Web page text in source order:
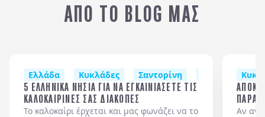
ΑΠΟ ΤΟ BLOG ΜΑΣ
Ελλάδα Κυκλάδες Σαντορίνη
5 ΕΛΛΗΝΙΚΑ ΝΗΣΙΑ ΓΙΑ ΝΑ ΕΓΚΑΙΝΙΑΣΕΤΕ ΤΙΣ
ΚΑΛΟΚΑΙΡΙΝΕΣ ΣΑΣ ΔΙΑΚΟΠΕΣ
Το καλοκαίρι έρχεται και μας φωνάζει να το
Αν